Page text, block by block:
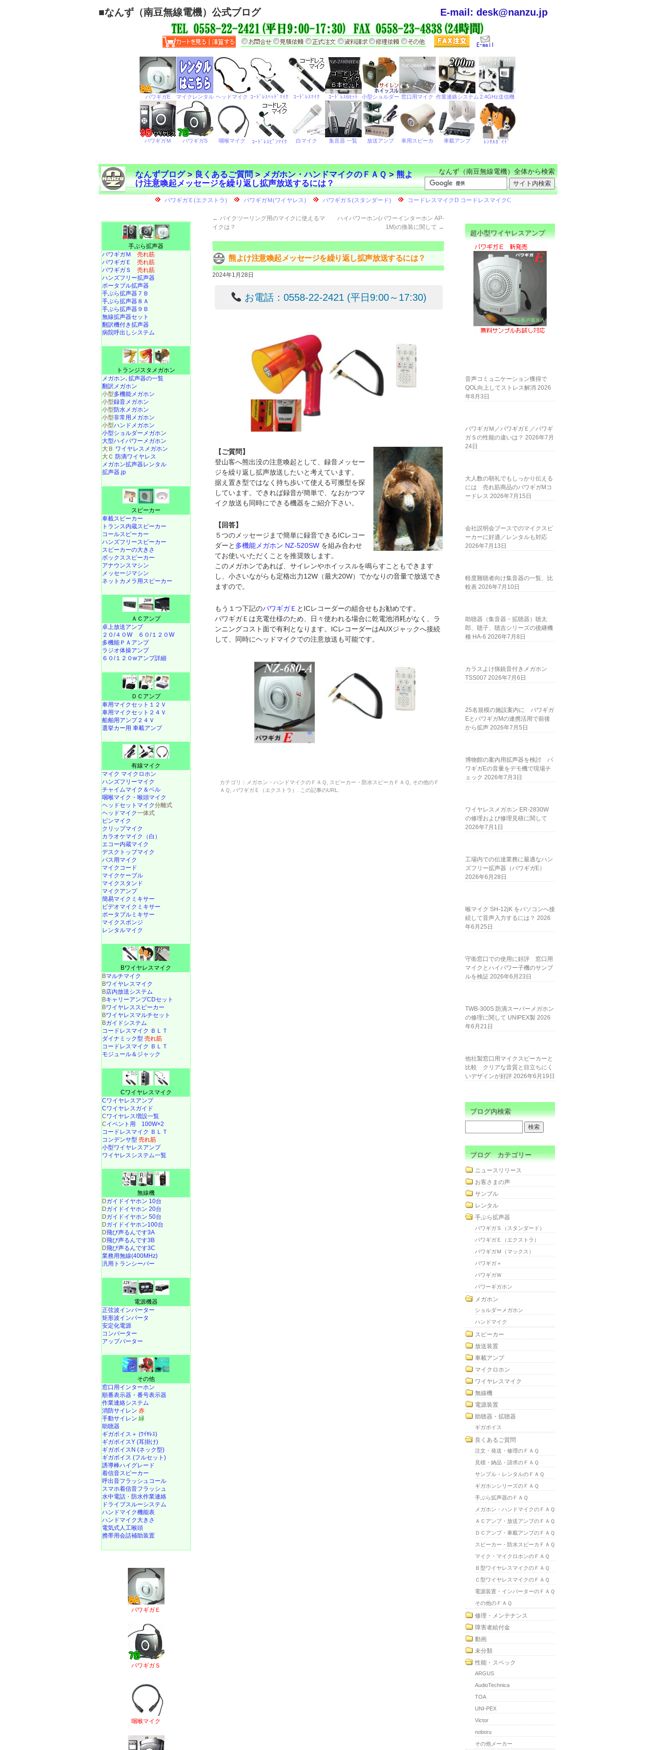
■なんず（南豆無線電機）公式ブログ E-mail: desk@nanzu.jp
なんずブログ>良くあるご質問>メガホン・ハンドマイクのＦＡＱ>熊よ
け注意喚起メッセージを繰り返し拡声放送するには？
なんず（南豆無線電機）全体から検索
← バイクツーリング用のマイクに使えるマ
イクは？
ハイパワーホン(パワーインターホン AP-
1M)の換装に関して →
熊よけ注意喚起メッセージを繰り返し拡声放送するには？
2024年1月28日
お電話：0558-22-2421 (平日9:00～17:30)
【ご質問】
登山客へ熊出没の注意喚起として、録音メッセー
ジを繰り返し拡声放送したいと考えています。
据え置き型ではなく持ち歩いて使える可搬型を探
しています。できれば録音が簡単で、なおかつマ
イク放送も同時にできる機器をご紹介下さい。
【回答】
５つのメッセージまで簡単に録音できるICレコー
ダーと 多機能メガホン NZ-520SW を組み合わせ
てお使いいただくことを推奨致します。
このメガホンであれば、サイレンやホイッスルを鳴らすこともできます
し、小さいながらも定格出力12W（最大20W）でかなりの音量で放送でき
ますので。
もう１つ下記のパワギガＥ とICレコーダーの組合せもお勧めです。
パワギガＥは充電仕様のため、日々使われる場合に乾電池消耗がなく、ラ
ンニングコスト面で有利となります。ICレコーダーはAUXジャックへ接続
して、同時にヘッドマイクでの注意放送も可能です。
カテゴリ： メガホン・ハンドマイクのＦＡＱ スピーカー・防水スピーカＦＡＱ
その他のＦ
ＡＱ
パワギガＥ（エクストラ） . この記事のURL
手ぶら拡声器
パワギガＭ 売れ筋
パワギガＥ 売れ筋
パワギガＳ 売れ筋
ハンズフリー拡声器
ポータブル拡声器
手ぶら拡声器７Ｂ
手ぶら拡声器８Ａ
手ぶら拡声器９Ｂ
無線拡声器セット
翻訳機付き拡声器
病院呼出しシステム
トランジスタメガホン
メガホン､拡声器の一覧
翻訳メガホン
小型多機能メガホン
小型録音メガホン
小型防水メガホン
小型非常用メガホン
小型ハンドメガホン
小型ショルダーメガホン
大型ハイパワーメガホン
大Ｂ ワイヤレスメガホン
大Ｃ 防滴ワイヤレス
メガホン拡声器レンタル
拡声器.jp
スピーカー
車載スピーカー
トランス内蔵スピーカー
コールスピーカー
ハンズフリースピーカー
スピーカーの大きさ
ボックススピーカー
アナウンスマシン
メッセージマシン
ネットカメラ用スピーカー
ＡＣアンプ
卓上放送アンプ
２０/４０W
６０/１２０W
多機能ＰＡアンプ
ラジオ体操アンプ
６０/１２０wアンプ詳細
ＤＣアンプ
車用マイクセット１２Ｖ
車用マイクセット２４Ｖ
船舶用アンプ２４Ｖ
選挙カー用 車載アンプ
有線マイク
マイク マイクロホン
ハンズフリーマイク
チャイムマイク＆ベル
咽喉マイク・喉頭マイク
ヘッドセットマイク分離式
ヘッドマイク一体式
ピンマイク
クリップマイク
カラオケマイク（白）
エコー内蔵マイク
デスクトップマイク
バス用マイク
マイクコード
マイクケーブル
マイクスタンド
マイクアンプ
簡易マイクミキサー
ビデオマイクミキサー
ポータブルミキサー
マイクスポンジ
レンタルマイク
Bワイヤレスマイク
Bマルチマイク
Bワイヤレスマイク
B店内放送システム
BキャリーアンプCDセット
Bワイヤレススピーカー
Bワイヤレスマルチセット
Bガイドシステム
コードレスマイク ＢＬＴ
ダイナミック型 売れ筋
コードレスマイク ＢＬＴ
モジュール＆ジャック
Cワイヤレスマイク
Cワイヤレスアンプ
Cワイヤレスガイド
Cワイヤレス増設一覧
Cイベント用 100W×2
コードレスマイク ＢＬＴ
コンデンサ型 売れ筋
小型ワイヤレスアンプ
ワイヤレスシステム一覧
無線機
Dガイドイヤホン 10台
Dガイドイヤホン 20台
Dガイドイヤホン 50台
Dガイドイヤホン100台
D飛び声るんです3A
D飛び声るんです3B
D飛び声るんです3C
業務用無線(400MHz)
汎用トランシーバー
電源機器
正弦波インバーター
矩形波インバータ
安定化電源
コンバーター
アップバーター
その他
窓口用インターホン
順番表示器・番号表示器
作業連絡システム
消防サイレン 赤
手動サイレン 緑
助聴器
ギガボイス＋ (ﾜｲﾔﾚｽ)
ギガボイスY (耳掛け)
ギガボイスN (ネック型)
ギガボイス (フルセット)
誘導棒ハイグレード
着信音スピーカー
呼出音フラッシュコール
スマホ着信音フラッシュ
水中電話 ・ 防水作業連絡
ドライブスルーシステム
ハンドマイク機能表
ハンドマイク大きさ
電気式人工喉頭
携帯用会話補助装置
パワギガＥ
パワギガＳ
咽喉マイク
超小型ワイヤレスアンプ
音声コミュニケーション獲得で
QOL向上してストレス解消 2026
年8月3日
パワギガＭ／パワギガＥ／パワギ
ガＳの性能の違いは？ 2026年7月
24日
大人数の朝礼でもしっかり伝える
には 売れ筋商品のパワギガMコ
ードレス 2026年7月15日
会社説明会ブースでのマイクスピ
ーカーに好適／レンタルも対応
2026年7月13日
軽度難聴者向け集音器の一覧、比
較表 2026年7月10日
助聴器（集音器・拡聴器）聴太
郎、聴子、聴吉シリーズの後継機
種 HA-6 2026年7月8日
カラスよけ猟銃音付きメガホン
TSS007 2026年7月6日
25名規模の施設案内に パワギガ
EとパワギガMの連携活用で前後
から拡声 2026年7月5日
博物館の案内用拡声器を検討 パ
ワギガEの音量をデモ機で現場チ
ェック 2026年7月3日
ワイヤレスメガホン ER-2830W
の修理および修理見積に関して
2026年7月1日
工場内での伝達業務に最適なハン
ズフリー拡声器（パワギガE）
2026年6月28日
喉マイク SH-12jK をパソコンへ接
続して音声入力するには？ 2026
年6月25日
守衛窓口での使用に好評 窓口用
マイクとハイパワー子機のサンプ
ルを検証 2026年6月23日
TWB-300S 防滴スーパーメガホン
の修理に関して UNIPEX製 2026
年6月21日
他社製窓口用マイクスピーカーと
比較 クリアな音質と目立ちにく
いデザインが好評 2026年6月19日
ブログ内検索
ブログ カテゴリー
ニュースリリース
お客さまの声
サンプル
レンタル
手ぶら拡声器
パワギガＳ（スタンダード）
パワギガＥ（エクストラ）
パワギガＭ（マックス）
パワギガ＋
パワギガＷ
パワーギガホン
メガホン
ショルダーメガホン
ハンドマイク
スピーカー
放送装置
車載アンプ
マイクロホン
ワイヤレスマイク
無線機
電源装置
助聴器・拡聴器
ギガボイス
良くあるご質問
注文・発送・修理のＦＡＱ
見積・納品・請求のＦＡＱ
サンプル・レンタルのＦＡＱ
ギガホンシリーズのＦＡＱ
手ぶら拡声器のＦＡＱ
メガホン・ハンドマイクのＦＡＱ
ＡＣアンプ・放送アンプのＦＡＱ
ＤＣアンプ・車載アンプのＦＡＱ
スピーカー・防水スピーカＦＡＱ
マイク・マイクロホンのＦＡＱ
Ｂ型ワイヤレスマイクのＦＡＱ
Ｃ型ワイヤレスマイクのＦＡＱ
電源装置・インバーターのＦＡＱ
その他のＦＡＱ
修理・メンテナンス
障害者給付金
動画
未分類
性能・スペック
ARGUS
AudioTechnica
TOA
UNI-PEX
Victor
noboru
その他メーカー